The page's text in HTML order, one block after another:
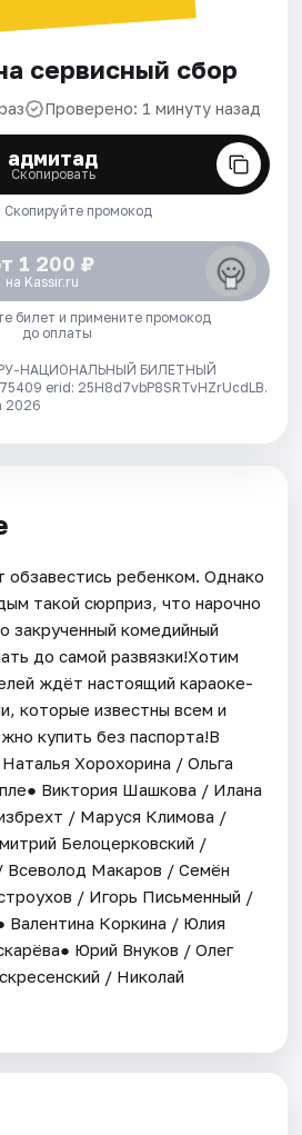
сервисный сбор
Проверено: 1 минуту назад
адмитад
Скопировать
Скопируйте промокод
1 200 ₽
на Kassir.ru
билет и примените промокод
до оплаты
НАЦИОНАЛЬНЫЙ БИЛЕТНЫЙ
erid: 25H8d7vbP8SRTvHZrUcdLB.
2026
обзавестись ребенком. Однако
такой сюрприз, что нарочно
закрученный комедийный
до самой развязки!Хотим
ждёт настоящий караоке-
которые известны всем и
купить без паспорта!В
Хорохорина / Ольга
Виктория Шашкова / Илана
/ Маруся Климова /
Белоцерковский /
Всеволод Макаров / Семён
/ Игорь Письменный /
Валентина Коркина / Юлия
Юрий Внуков / Олег
/ Николай